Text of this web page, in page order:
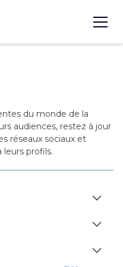
du monde de la
audiences, restez à jour
réseaux sociaux et
profils.
YouTube